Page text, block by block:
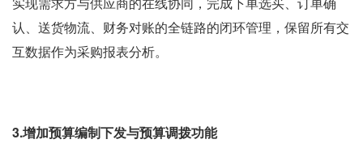
认、送货物流、财务对账的全链路的闭环管理，保留所有交
互数据作为采购报表分析。
3.增加预算编制下发与预算调拨功能